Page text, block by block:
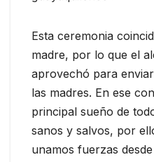
Esta ceremonia
madre, por lo que el
aprovechó para
las madres. En ese
principal sueño de
sanos y salvos, por
unamos fuerzas